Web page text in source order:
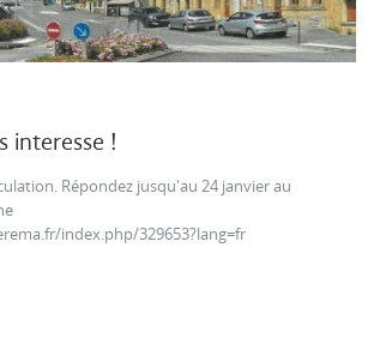
interesse !
Répondez jusqu'au 24 janvier au
index.php/329653?lang=fr